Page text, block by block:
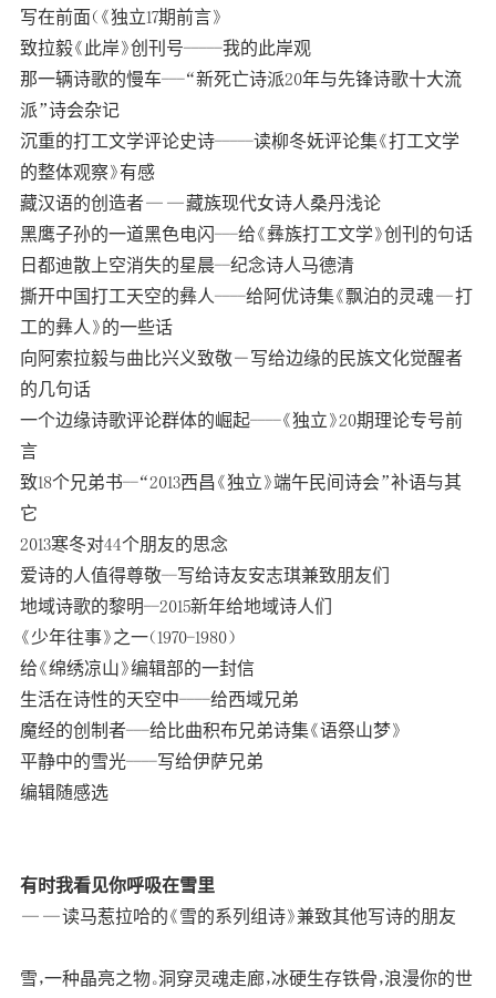
写在前面（《独立17期前言》
致拉毅《此岸》创刊号-----我的此岸观
那一辆诗歌的慢车---“新死亡诗派20年与先锋诗歌十大流
派”诗会杂记
沉重的打工文学评论史诗-----读柳冬妩评论集《打工文学
的整体观察》有感
藏汉语的创造者——藏族现代女诗人桑丹浅论
黑鹰子孙的一道黑色电闪---给《彝族打工文学》创刊的句话
日都迪散上空消失的星晨--纪念诗人马德清
撕开中国打工天空的彝人----给阿优诗集《飘泊的灵魂—打
工的彝人》的一些话
向阿索拉毅与曲比兴义致敬―写给边缘的民族文化觉醒者
的几句话
一个边缘诗歌评论群体的崛起----《独立》20期理论专号前
言
致18个兄弟书--“2013西昌《独立》端午民间诗会”补语与其
它
2013寒冬对44个朋友的思念
爱诗的人值得尊敬--写给诗友安志琪兼致朋友们
地域诗歌的黎明--2015新年给地域诗人们
《少年往事》之一（1970-1980）
给《绵绣凉山》编辑部的一封信
生活在诗性的天空中----给西域兄弟
魔经的创制者---给比曲积布兄弟诗集《语祭山梦》
平静中的雪光----写给伊萨兄弟
编辑随感选
有时我看见你呼吸在雪里
——读马惹拉哈的《雪的系列组诗》兼致其他写诗的朋友
雪，一种晶亮之物。洞穿灵魂走廊，冰硬生存铁骨，浪漫你的世